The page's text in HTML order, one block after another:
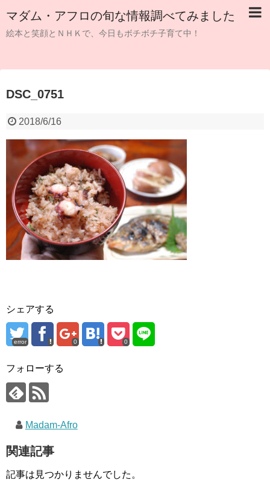
マダム・アフロの旬な情報調べてみました
絵本と笑顔とＮＨＫで、今日もボチボチ子育て中！
DSC_0751
2018/6/16
シェアする
error 0 0
フォローする
Madam-Afro
関連記事
記事は見つかりませんでした。